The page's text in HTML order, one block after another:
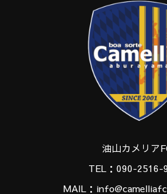
油山カメリア
TEL：090-2516-
MAIL：